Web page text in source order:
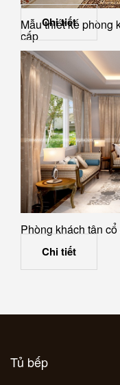
Mẫu thiết kế phòng
cấp
Chi tiết
Phòng khách tân
Chi tiết
Tủ bếp